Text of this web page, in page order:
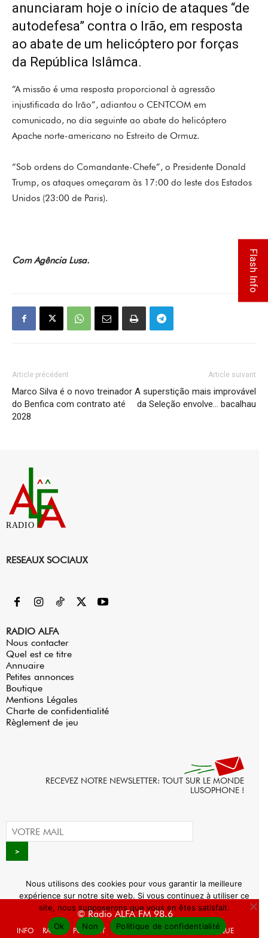
anunciaram hoje o início de ataques “de
autodefesa” contra o Irão, em resposta
ao abate de um helicóptero por forças
da República Islâmca.
“A missão é uma resposta proporcional à agressão
injustificada do Irão”, adiantou o CENTCOM em
comunicado, no dia seguinte ao abate do helicóptero
Apache norte-americano no Estreito de Ormuz.
“Sob ordens do Comandante-Chefe”, o Presidente Donald
Trump, os ataques omeçaram às 17:00 do leste dos Estados
Unidos (23:00 de Paris).
Com Agência Lusa.
Article précédent
Marco Silva é o novo treinador
do Benfica com contrato até
2028
Article suivant
A superstição mais improvável
da Seleção envolve… bacalhau
RADIO
RESEAUX SOCIAUX
RADIO ALFA
Nous contacter
Quel est ce titre
Annuaire
Petites annonces
Boutique
Mentions Légales
Charte de confidentialité
Règlement de jeu
RECEVEZ NOTRE NEWSLETTER: TOUT SUR LE MONDE
LUSOPHONE !
© Radio ALFA FM 98.6
INFO RADIO PODCAST AGENDA WEBRADIO BOUTIQUE
Flash Info
Nous utilisons des cookies pour vous garantir la meilleure
expérience sur notre site web. Si vous continuez à utiliser ce
site, nous supposerons que vous en êtes satisfait.
Ok
Non Politique de confidentialité